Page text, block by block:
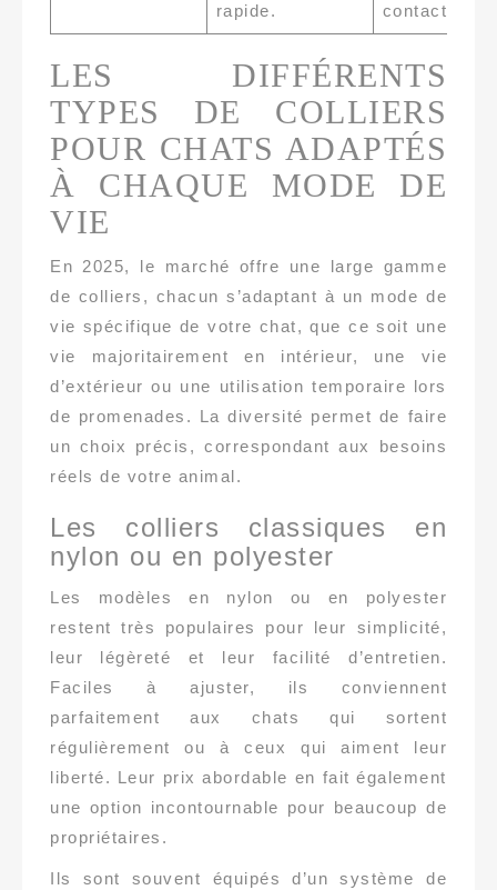
rapide.
contact.
LES DIFFÉRENTS
TYPES DE COLLIERS
POUR CHATS ADAPTÉS
À CHAQUE MODE DE
VIE
En 2025, le marché offre une large gamme
de colliers, chacun s’adaptant à un mode de
vie spécifique de votre chat, que ce soit une
vie majoritairement en intérieur, une vie
d’extérieur ou une utilisation temporaire lors
de promenades. La diversité permet de faire
un choix précis, correspondant aux besoins
réels de votre animal.
Les colliers classiques en
nylon ou en polyester
Les modèles en nylon ou en polyester
restent très populaires pour leur simplicité,
leur légèreté et leur facilité d’entretien.
Faciles à ajuster, ils conviennent
parfaitement aux chats qui sortent
régulièrement ou à ceux qui aiment leur
liberté. Leur prix abordable en fait également
une option incontournable pour beaucoup de
propriétaires.
Ils sont souvent équipés d’un système de